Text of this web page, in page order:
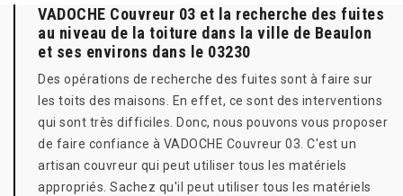
VADOCHE Couvreur 03 et la recherche des fuites
au niveau de la toiture dans la ville de Beaulon
et ses environs dans le 03230
Des opérations de recherche des fuites sont à faire sur
les toits des maisons. En effet, ce sont des interventions
qui sont très difficiles. Donc, nous pouvons vous proposer
de faire confiance à VADOCHE Couvreur 03. C'est un
artisan couvreur qui peut utiliser tous les matériels
appropriés. Sachez qu'il peut utiliser tous les matériels